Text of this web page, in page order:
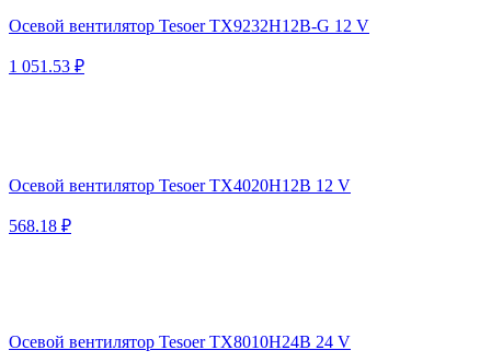
Осевой вентилятор Tesoer TX9232H12B-G 12 V
1 051.53 ₽
Осевой вентилятор Tesoer TX4020H12B 12 V
568.18 ₽
Осевой вентилятор Tesoer TX8010H24B 24 V